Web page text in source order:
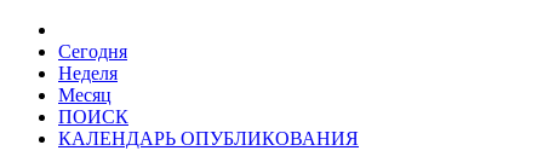
Сегодня
Неделя
Месяц
ПОИСК
КАЛЕНДАРЬ ОПУБЛИКОВАНИЯ